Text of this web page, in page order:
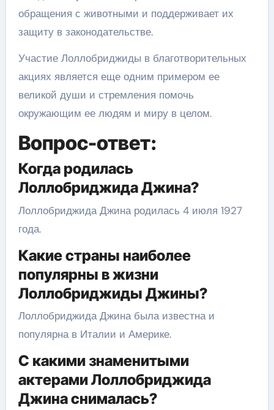
обращения с животными и поддерживает их
защиту в законодательстве.
Участие Лоллобриджиды в благотворительных
акциях является еще одним примером ее
великой души и стремления помочь
окружающим ее людям и миру в целом.
Вопрос-ответ:
Когда родилась
Лоллобриджида Джина?
Лоллобриджида Джина родилась 4 июля 1927
года.
Какие страны наиболее
популярны в жизни
Лоллобриджиды Джины?
Лоллобриджида Джина была известна и
популярна в Италии и Америке.
С какими знаменитыми
актерами Лоллобриджида
Джина снималась?